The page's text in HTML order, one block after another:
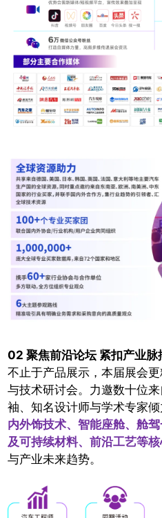
02 聚焦前沿论坛 紧扣产业脉
不止于产品展示，本届展会
与技术研讨会。力邀数十位
袖、知名设计师与学术专家倾
内外饰技术、智能座舱、舱
及可持续材料、前沿工艺等核
与产业未来趋势。
推广
关